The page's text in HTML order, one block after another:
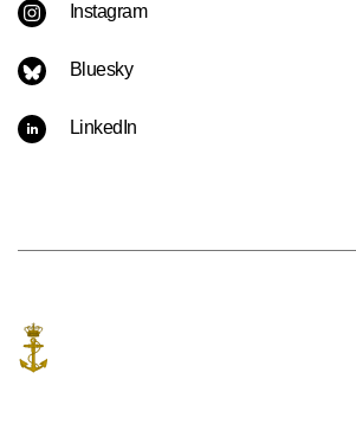
Instagram
Bluesky
LinkedIn